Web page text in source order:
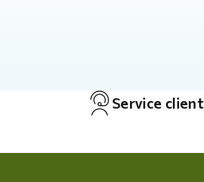
Service client